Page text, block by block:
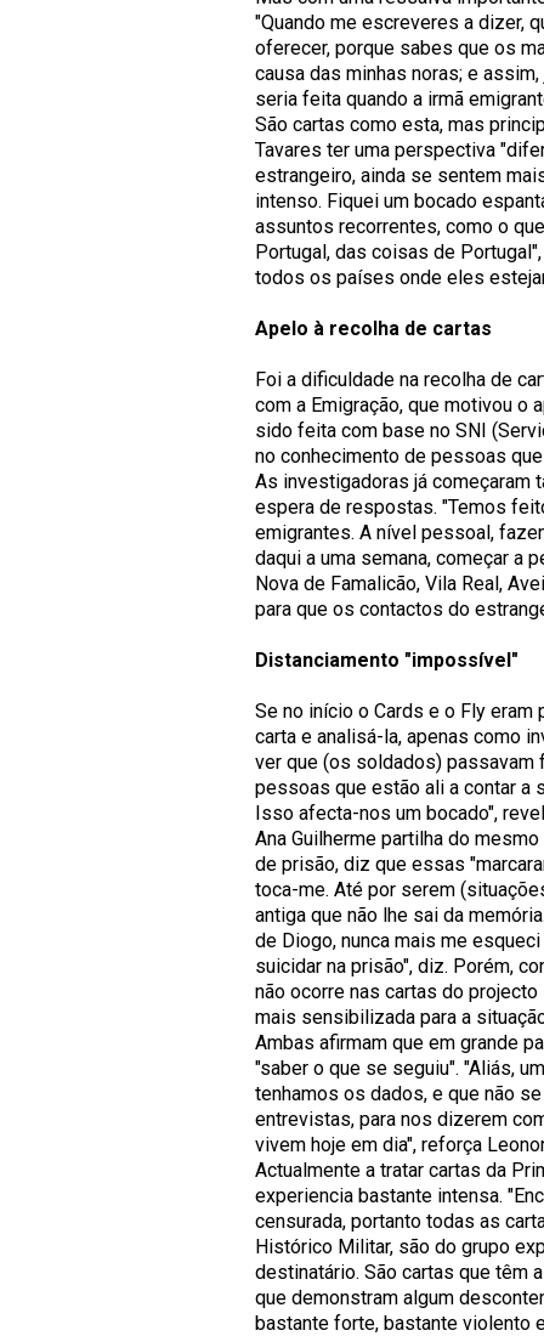
"Quando me escreveres a dizer,
oferecer, porque sabes que os
causa das minhas noras; e
seria feita quando a irmã
São cartas como esta, mas
Tavares ter uma perspectiva
estrangeiro, ainda se sentem
intenso. Fiquei um bocado
assuntos recorrentes, como o
Portugal, das coisas de
todos os países onde eles
Apelo à recolha de cartas
Foi a dificuldade na recolha de
com a Emigração, que motivou o
sido feita com base no SNI
no conhecimento de pessoas
As investigadoras já começaram
espera de respostas. "Temos
emigrantes. A nível pessoal,
daqui a uma semana, começar a
Nova de Famalicão, Vila Real,
para que os contactos do
Distanciamento "impossível"
Se no início o Cards e o Fly
carta e analisá-la, apenas como
ver que (os soldados) passavam
pessoas que estão ali a contar a
Isso afecta-nos um bocado",
Ana Guilherme partilha do
de prisão, diz que essas
toca-me. Até por serem
antiga que não lhe sai da
de Diogo, nunca mais me
suicidar na prisão", diz. Porém,
não ocorre nas cartas do
mais sensibilizada para a
Ambas afirmam que em grande
"saber o que se seguiu". "Aliás,
tenhamos os dados, e que não
entrevistas, para nos dizerem
vivem hoje em dia", reforça
Actualmente a tratar cartas da
experiencia bastante intensa.
censurada, portanto todas as
Histórico Militar, são do grupo
destinatário. São cartas que têm
que demonstram algum
bastante forte, bastante violento